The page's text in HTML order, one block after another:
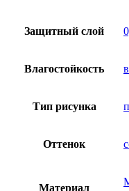
Защитный слой
Влагостойкость
Тип рисунка
Оттенок
Материал